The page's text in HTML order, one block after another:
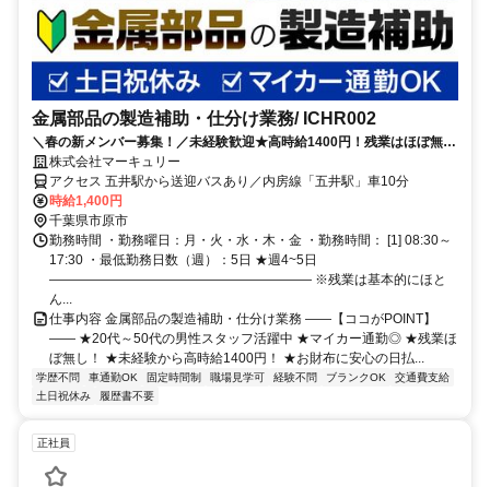
金属部品の製造補助・仕分け業務/ ICHR002
＼春の新メンバー募集！／未経験歓迎★高時給1400円！残業はほぼ無し
◎マイカー通勤可！日払い・週払いOK！
株式会社マーキュリー
アクセス 五井駅から送迎バスあり／内房線「五井駅」車10分
時給1,400円
千葉県市原市
勤務時間 ・勤務曜日：月・火・水・木・金 ・勤務時間： [1] 08:30～
17:30 ・最低勤務日数（週）：5日 ★週4~5日
―――――――――――――――――――― ※残業は基本的にほと
ん...
仕事内容 金属部品の製造補助・仕分け業務 ――【ココがPOINT】
―― ★20代～50代の男性スタッフ活躍中 ★マイカー通勤◎ ★残業ほ
ぼ無し！ ★未経験から高時給1400円！ ★お財布に安心の日払...
学歴不問 車通勤OK 固定時間制 職場見学可 経験不問 ブランクOK
交通費支給
土日祝休み
履歴書不要
正社員